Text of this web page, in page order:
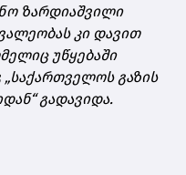
ზარდიაშვილი
კი დავით
უწყებაში
გაზის
გადავიდა.